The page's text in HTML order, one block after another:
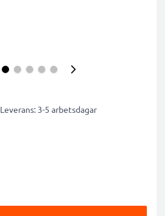
Leverans: 3-5 arbetsdagar